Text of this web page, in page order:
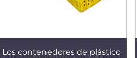
Los contenedores de plástico